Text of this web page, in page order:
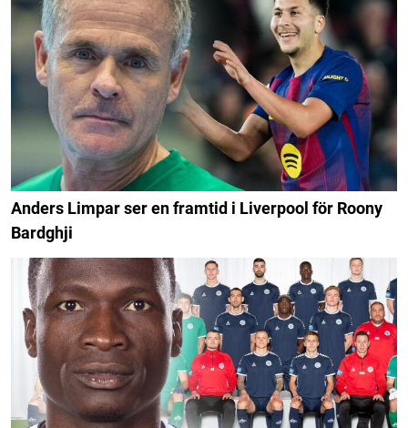
Anders Limpar ser en framtid i Liverpool för Roony
Bardghji